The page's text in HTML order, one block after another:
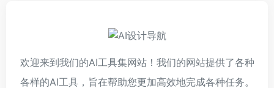
欢迎来到我们的AI工具集网站！我们的网站提供了各种
各样的AI工具，旨在帮助您更加高效地完成各种任务。